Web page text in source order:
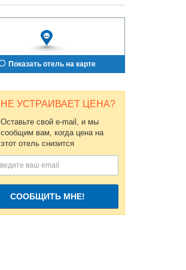
Показать отель на карте
НЕ УСТРАИВАЕТ ЦЕНА?
Оставьте свой e-mail, и мы
сообщим вам, когда цена на
этот отель снизится
СООБЩИТЬ МНЕ!